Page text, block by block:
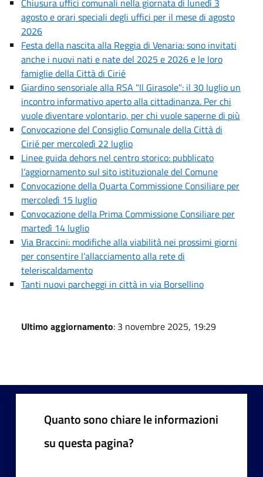
Chiusura uffici comunali nella giornata di lunedì 3
agosto e orari speciali degli uffici per il mese di agosto
2026
Festa della nascita alla Reggia di Venaria: sono invitati
anche i nuovi nati e nate del 2025 e 2026 e le loro
famiglie della Città di Cirié
Giardino sensoriale alla RSA "Il Girasole": il 30 luglio un
incontro informativo aperto alla cittadinanza. Per chi
vuole diventare volontario, per chi vuole saperne di più
Convocazione del Consiglio Comunale della Città di
Cirié per mercoledì 22 luglio
Linee guida dehors nel centro storico: pubblicato
l’aggiornamento sul sito istituzionale del Comune
Convocazione della Quarta Commissione Consiliare per
mercoledì 15 luglio
Convocazione della Prima Commissione Consiliare per
martedì 14 luglio
Via Braccini: modifiche alla viabilità nei prossimi giorni
per consentire l’allacciamento alla rete di
teleriscaldamento
Tanti nuovi parcheggi in città in via Borsellino
Ultimo aggiornamento: 3 novembre 2025, 19:29
Quanto sono chiare le informazioni
su questa pagina?